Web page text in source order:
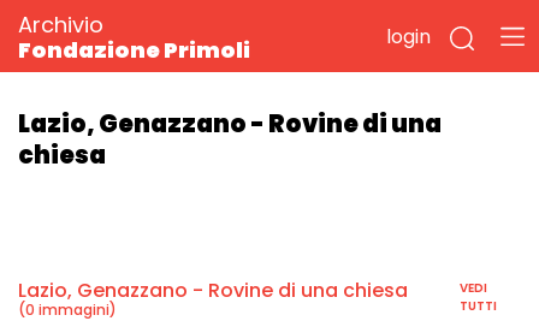
Archivio
Fondazione Primoli
login
Lazio, Genazzano - Rovine di una
chiesa
Lazio, Genazzano - Rovine di una chiesa
(0 immagini)
VEDI
TUTTI